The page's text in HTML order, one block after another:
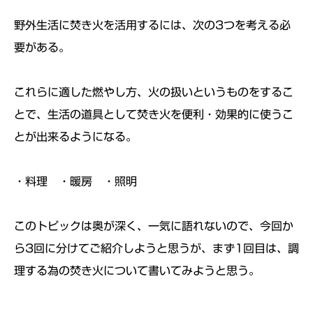
野外生活に焚き火を活用するには、次の3つを考える必
要がある。
これらに適した燃やし方、火の扱いというものをするこ
とで、生活の道具として焚き火を便利・効果的に使うこ
とが出来るようになる。
・料理 ・暖房 ・照明
このトピックは奥が深く、一気に語れないので、今回か
ら3回に分けてご紹介しようと思うが、まず1回目は、調
理する為の焚き火について書いてみようと思う。